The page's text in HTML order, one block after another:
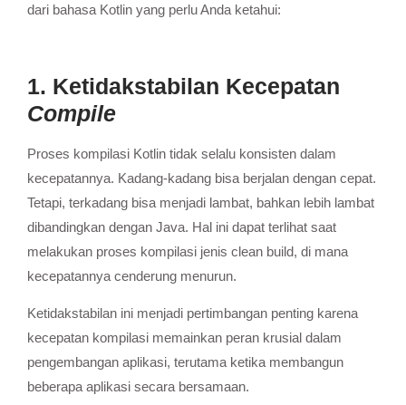
dari bahasa Kotlin yang perlu Anda ketahui:
1. Ketidakstabilan Kecepatan
Compile
Proses kompilasi Kotlin tidak selalu konsisten dalam
kecepatannya. Kadang-kadang bisa berjalan dengan cepat.
Tetapi, terkadang bisa menjadi lambat, bahkan lebih lambat
dibandingkan dengan Java. Hal ini dapat terlihat saat
melakukan proses kompilasi jenis clean build, di mana
kecepatannya cenderung menurun.
Ketidakstabilan ini menjadi pertimbangan penting karena
kecepatan kompilasi memainkan peran krusial dalam
pengembangan aplikasi, terutama ketika membangun
beberapa aplikasi secara bersamaan.